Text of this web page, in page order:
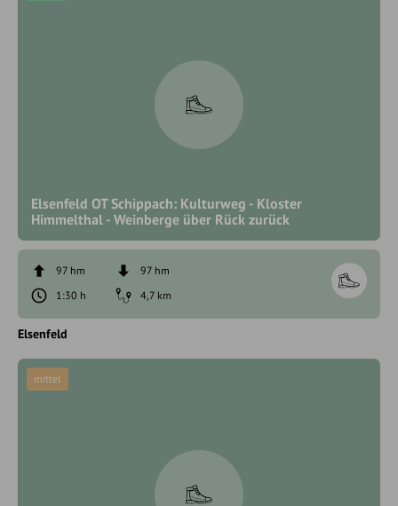
Elsenfeld OT Schippach: Kulturweg - Kloster
Himmelthal - Weinberge über Rück zurück
97 hm
97 hm
1:30 h
4,7 km
Elsenfeld
mittel